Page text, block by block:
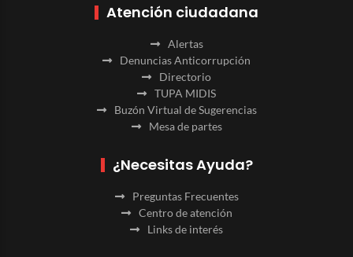
Atención ciudadana
Alertas
Denuncias Anticorrupción
Directorio
TUPA MIDIS
Buzón Virtual de Sugerencias
Mesa de partes
¿Necesitas Ayuda?
Preguntas Frecuentes
Centro de atención
Links de interés